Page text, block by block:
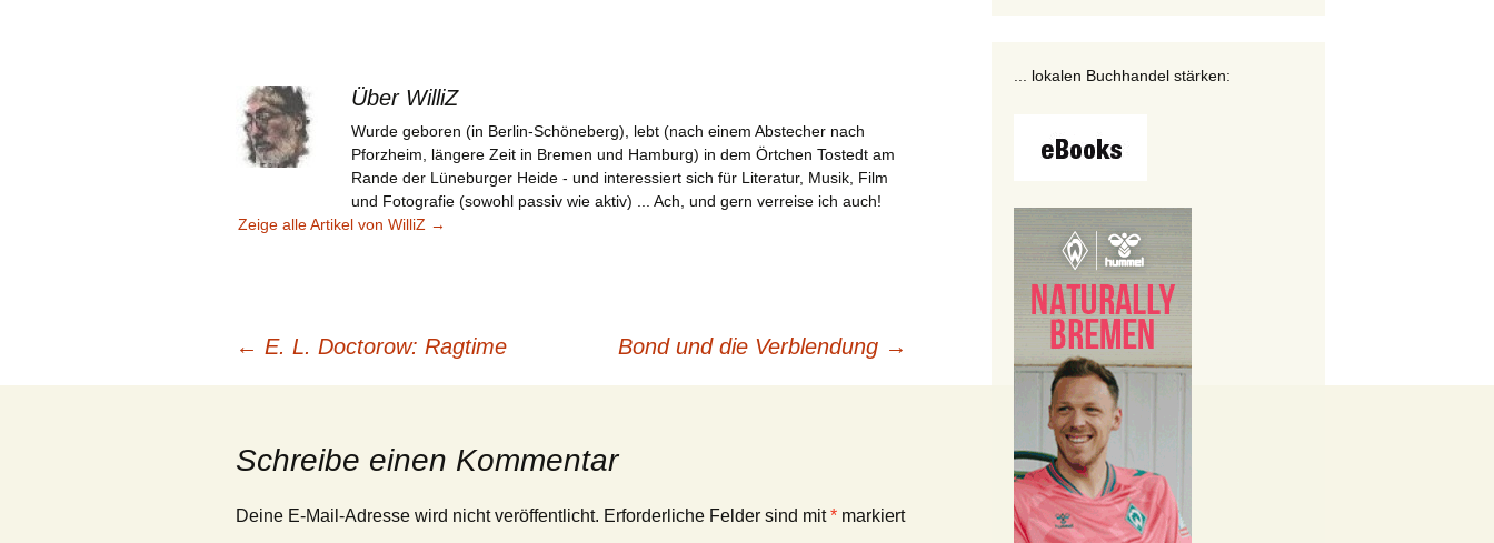
Über WilliZ
Wurde geboren (in Berlin-Schöneberg), lebt (nach einem Abstecher nach
Pforzheim, längere Zeit in Bremen und Hamburg) in dem Örtchen Tostedt am
Rande der Lüneburger Heide - und interessiert sich für Literatur, Musik, Film
und Fotografie (sowohl passiv wie aktiv) ... Ach, und gern verreise ich auch!
Zeige alle Artikel von WilliZ →
Beitragsnavigation
← E. L. Doctorow: Ragtime Bond und die Verblendung →
Schreibe einen Kommentar
Deine E-Mail-Adresse wird nicht veröffentlicht. Erforderliche Felder sind mit* markiert
... lokalen Buchhandel stärken: